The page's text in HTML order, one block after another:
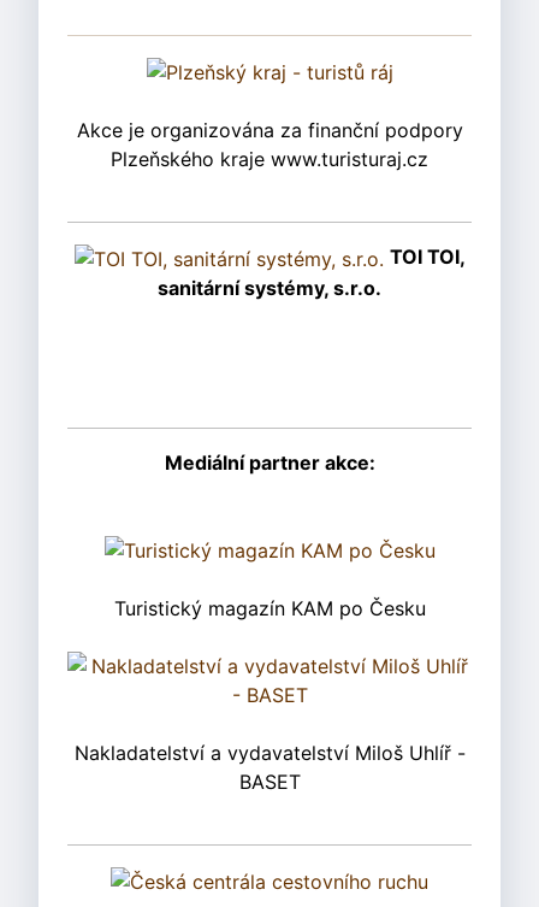
Akce je organizována za finanční podpory
Plzeňského kraje www.turisturaj.cz
TOI TOI,
sanitární systémy, s.r.o.
Mediální partner akce:
Turistický magazín KAM po Česku
Nakladatelství a vydavatelství Miloš Uhlíř -
BASET